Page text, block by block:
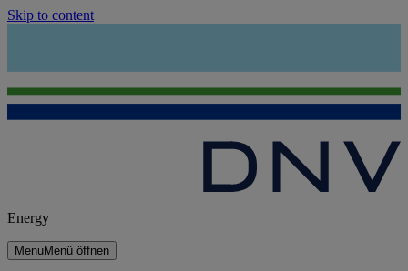
Skip to content
Energy
MenuMenü öffnen